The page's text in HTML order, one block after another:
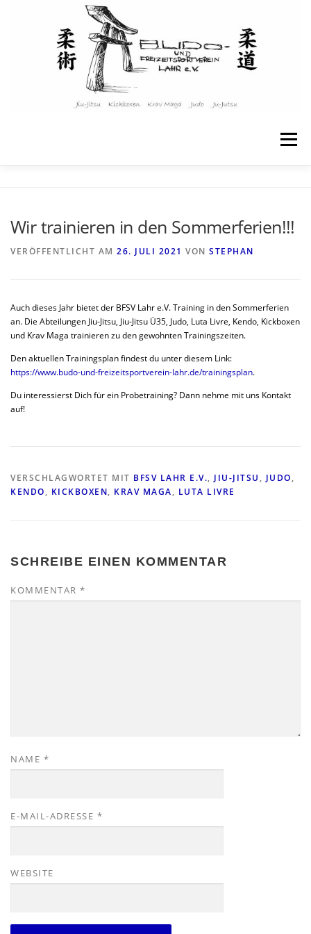
Menü
Wir trainieren in den Sommerferien!!!
VERÖFFENTLICHT AM 26. JULI 2021 VON STEPHAN
Auch dieses Jahr bietet der BFSV Lahr e.V. Training in den Sommerferien
an. Die Abteilungen Jiu-Jitsu, Jiu-Jitsu Ü35, Judo, Luta Livre, Kendo, Kickboxen
und Krav Maga trainieren zu den gewohnten Trainingszeiten.
Den aktuellen Trainingsplan findest du unter diesem Link:
https://www.budo-und-freizeitsportverein-lahr.de/trainingsplan.
Du interessierst Dich für ein Probetraining? Dann nehme mit uns Kontakt
auf!
VERSCHLAGWORTET MIT BFSV LAHR E.V., JIU-JITSU , JUDO,
KENDO, KICKBOXEN, KRAV MAGA, LUTA LIVRE
SCHREIBE EINEN KOMMENTAR
KOMMENTAR *
NAME *
E-MAIL-ADRESSE *
WEBSITE